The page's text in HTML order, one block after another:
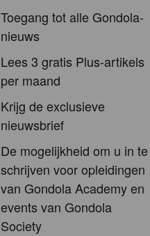
Toegang tot alle Gondola-
nieuws
Lees 3 gratis Plus-artikels
per maand
Krijg de exclusieve
nieuwsbrief
De mogelijkheid om u in te
schrijven voor opleidingen
van Gondola Academy en
events van Gondola
Society